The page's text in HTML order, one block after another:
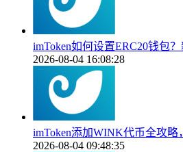
imToken如何设置ERC20钱包
2026-08-04 16:08:28
imToken添加WINK代币全攻略
2026-08-04 09:48:35